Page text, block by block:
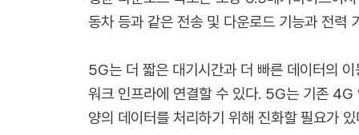
동차 등과 같은 전송 및 다운로드 기능과 전력
5G는 더 짧은 대기시간과 더 빠른 데이터의
워크 인프라에 연결할 수 있다. 5G는 기존
양의 데이터를 처리하기 위해 진화할 필요가 있